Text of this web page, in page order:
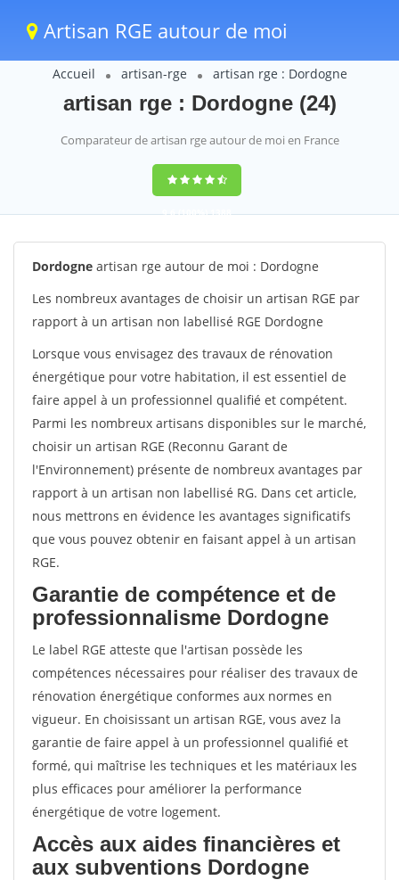
Artisan RGE autour de moi
Accueil artisan-rge artisan rge : Dordogne
artisan rge : Dordogne (24)
Comparateur de artisan rge autour de moi en France
9,6(100%)1388
votes
Dordogne artisan rge autour de moi : Dordogne
Les nombreux avantages de choisir un artisan RGE par
rapport à un artisan non labellisé RGE Dordogne
Lorsque vous envisagez des travaux de rénovation
énergétique pour votre habitation, il est essentiel de
faire appel à un professionnel qualifié et compétent.
Parmi les nombreux artisans disponibles sur le marché,
choisir un artisan RGE (Reconnu Garant de
l'Environnement) présente de nombreux avantages par
rapport à un artisan non labellisé RG. Dans cet article,
nous mettrons en évidence les avantages significatifs
que vous pouvez obtenir en faisant appel à un artisan
RGE.
Garantie de compétence et de
professionnalisme Dordogne
Le label RGE atteste que l'artisan possède les
compétences nécessaires pour réaliser des travaux de
rénovation énergétique conformes aux normes en
vigueur. En choisissant un artisan RGE, vous avez la
garantie de faire appel à un professionnel qualifié et
formé, qui maîtrise les techniques et les matériaux les
plus efficaces pour améliorer la performance
énergétique de votre logement.
Accès aux aides financières et
aux subventions Dordogne